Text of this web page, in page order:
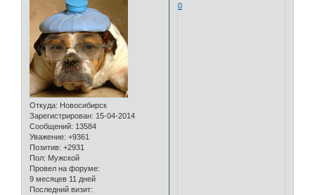
Откуда: Новосибирск
Зарегистрирован: 15-04-2014
Сообщений: 13584
Уважение: +9361
Позитив: +2931
Пол: Мужской
Провел на форуме:
9 месяцев 11 дней
Последний визит:
0